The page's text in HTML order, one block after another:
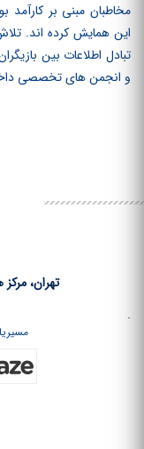
مخاطبان مبنی بر کارآمد
این همایش کرده ‏اند.
تبادل اطلاعات بین
و انجمن‏ های تخصصی
تهران،
.